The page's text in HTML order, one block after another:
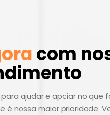
com
ajudar e apoiar no que
é nossa maior prioridade.